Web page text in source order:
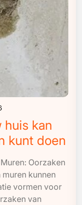
huis kan
kunt doen
Oorzaken
kunnen
vormen voor
van